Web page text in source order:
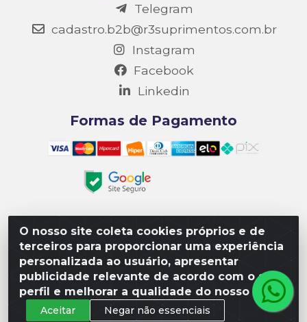
O nosso site coleta cookies próprios e de
terceiros para proporcionar uma experiência
personalizada ao usuário, apresentar
publicidade relevante de acordo com o seu
perfil e melhorar a qualidade do nosso site.
Aceitar Negar não essenciais
Telegram
cadastro.b2b@r3suprimentos.com.br
Instagram
Facebook
Linkedin
Formas de Pagamento
Matriz R3 Suprimentos - Rua 14, Polo Empresarial Goiás
– Etapa III, Quadra: 15; Lote 04, Aparecida de
Goiânia/GO, CEP 74985-182. - CNPJ 10.641.901/0001-16